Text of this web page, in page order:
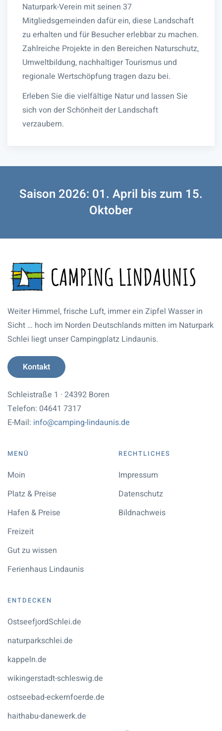
Naturpark-Verein mit seinen 37
Mitgliedsgemeinden dafür ein, diese Landschaft
zu erhalten und für Besucher erlebbar zu machen.
Zahlreiche Projekte in den Bereichen Naturschutz,
Umweltbildung, nachhaltiger Tourismus und
regionale Wertschöpfung tragen dazu bei.
Erleben Sie die vielfältige Natur und lassen Sie
sich von der Schönheit der Landschaft
verzaubern.
Saison 2026: 01. April bis zum 15.
Oktober
Weiter Himmel, frische Luft, immer ein Zipfel Wasser in
Sicht … hoch im Norden Deutschlands mitten im Naturpark
Schlei liegt unser Campingplatz Lindaunis.
Kontakt
Schleistraße 1 · 24392 Boren
Telefon: 04641 7317
E-Mail: info@camping-lindaunis.de
MENÜ
Moin
Platz & Preise
Hafen & Preise
Freizeit
Gut zu wissen
Ferienhaus Lindaunis
RECHTLICHES
Impressum
Datenschutz
Bildnachweis
ENTDECKEN
OstseefjordSchlei.de
naturparkschlei.de
kappeln.de
wikingerstadt-schleswig.de
ostseebad-eckernfoerde.de
haithabu-danewerk.de